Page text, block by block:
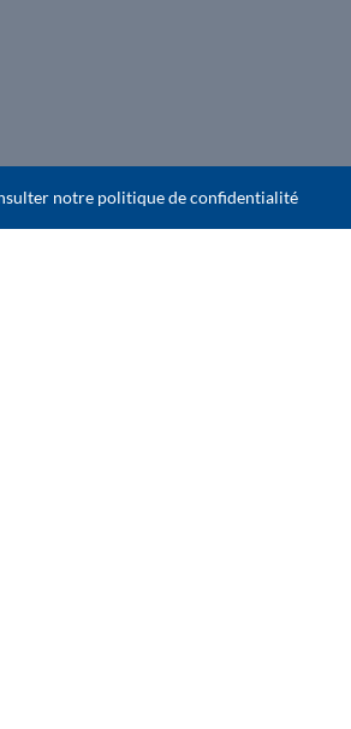
Consulter notre politique de confidentialité